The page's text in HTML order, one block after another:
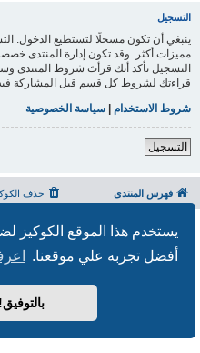
يستخدم هذا الموقع الكوكيز
أفضل تجربه علي موقعنا.
بالتوفيق!
التسجيل
ينبغي أن تكون مسجلًا لتستطيع الدخول.
مميزات أكثر. وقد تكون إدارة المنتدى
التسجيل تأكد أنك قرأتَ شروط المنتدى
قراءتك لشروط كل قسم قبل المشاركة
شروط الاستخدام | سياسة الخصوصية
التسجيل
فهرس المنتدى حذف
بدعم من phpBB
® Forum Software © phpBB Limited
الترجمة برعاية